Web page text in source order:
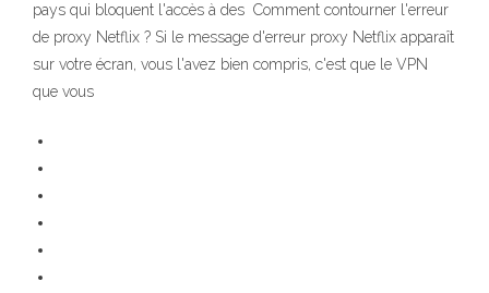
pays qui bloquent l'accès à des Comment contourner l'erreur
de proxy Netflix ? Si le message d'erreur proxy Netflix apparaît
sur votre écran, vous l'avez bien compris, c'est que le VPN
que vous